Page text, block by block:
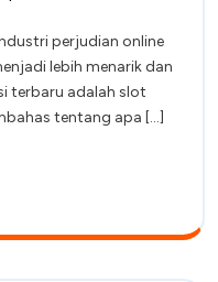
Panduan
Lengkap
dan
lebih menarik dan
terbaru adalah slot
tentang apa [...]